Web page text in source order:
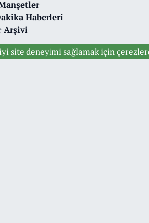
Haberleri
Arşivi
site deneyimi sağlamak için